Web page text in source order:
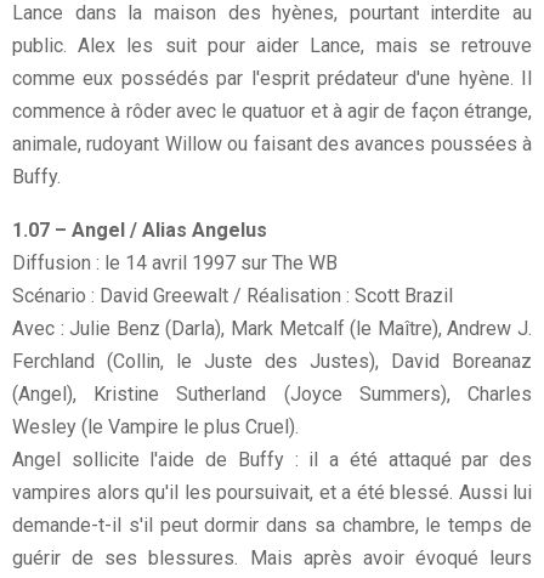
Lance dans la maison des hyènes, pourtant interdite au
public. Alex les suit pour aider Lance, mais se retrouve
comme eux possédés par l'esprit prédateur d'une hyène. Il
commence à rôder avec le quatuor et à agir de façon étrange,
animale, rudoyant Willow ou faisant des avances poussées à
Buffy.
1.07 – Angel / Alias Angelus
Diffusion : le 14 avril 1997 sur The WB
Scénario : David Greewalt / Réalisation : Scott Brazil
Avec : Julie Benz (Darla), Mark Metcalf (le Maître), Andrew J.
Ferchland (Collin, le Juste des Justes), David Boreanaz
(Angel), Kristine Sutherland (Joyce Summers), Charles
Wesley (le Vampire le plus Cruel).
Angel sollicite l'aide de Buffy : il a été attaqué par des
vampires alors qu'il les poursuivait, et a été blessé. Aussi lui
demande-t-il s'il peut dormir dans sa chambre, le temps de
guérir de ses blessures. Mais après avoir évoqué leurs